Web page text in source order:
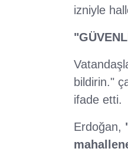
izniyle
bildirin."
ifade etti.
Erdoğan,